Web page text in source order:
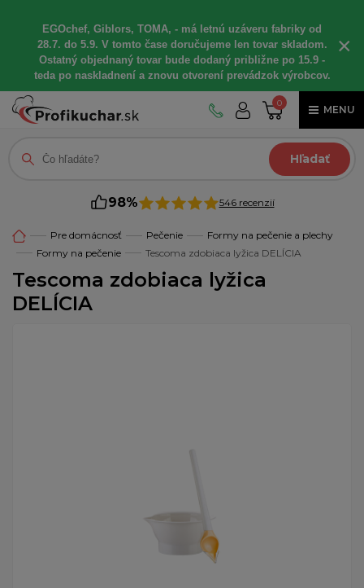
EGOchef, Giblors, TOMA, - má letnú uzáveru fabriky od
28.7. do 5.9. V tomto čase doručujeme len tovar skladom.
Ostatný objednaný tovar bude dodaný približne po 15.9 -
teda po naskladnení a znovu otvorení prevádzok výrobcov.
×
0
MENU
Hľadať
98% 546 recenzií
Pre domácnosť Pečenie
Formy na pečenie a plechy
Formy na pečenie
Tescoma zdobiaca lyžica DELÍCIA
Tescoma zdobiaca lyžica
DELÍCIA